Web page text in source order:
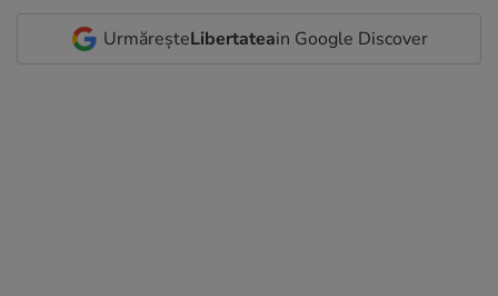
UrmăreșteLibertateain Google Discover